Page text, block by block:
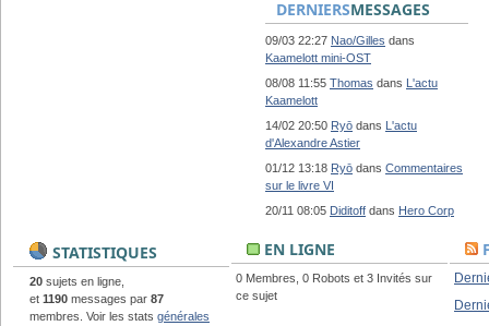
DERNIERSMESSAGES
09/03 22:27 Nao/Gilles dans
Kaamelott mini-OST
08/08 11:55 Thomas dans L'actu
Kaamelott
14/02 20:50 Ryō dans L'actu
d'Alexandre Astier
01/12 13:18 Ryō dans Commentaires
sur le livre VI
20/11 08:05 Diditoff dans Hero Corp
STATISTIQUES
20 sujets en ligne,
et 1190 messages par 87
membres. Voir les stats générales
EN LIGNE
0 Membres, 0 Robots et 3 Invités sur
ce sujet